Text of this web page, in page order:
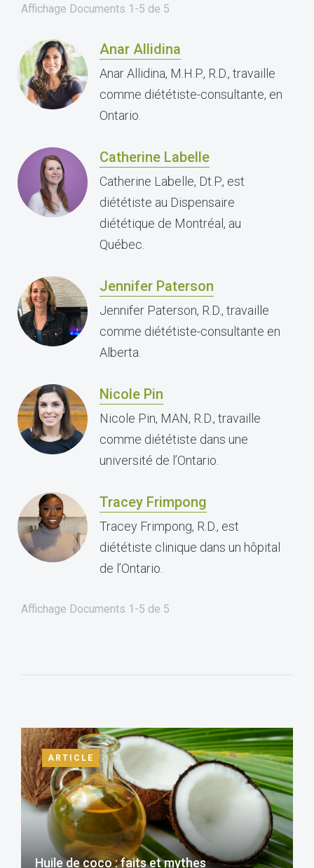
Affichage Documents 1-5 de 5
Anar Allidina
Anar Allidina, M.H.P., R.D., travaille
comme diététiste-consultante, en
Ontario.
Catherine Labelle
Catherine Labelle, Dt.P., est
diététiste au Dispensaire
diététique de Montréal, au
Québec.
Jennifer Paterson
Jennifer Paterson, R.D., travaille
comme diététiste-consultante en
Alberta.
Nicole Pin
Nicole Pin, MAN, R.D., travaille
comme diététiste dans une
université de l’Ontario.
Tracey Frimpong
Tracey Frimpong, R.D., est
diététiste clinique dans un hôpital
de l’Ontario.
Affichage Documents 1-5 de 5
ARTICLE
Huile de coco : faits et mythes